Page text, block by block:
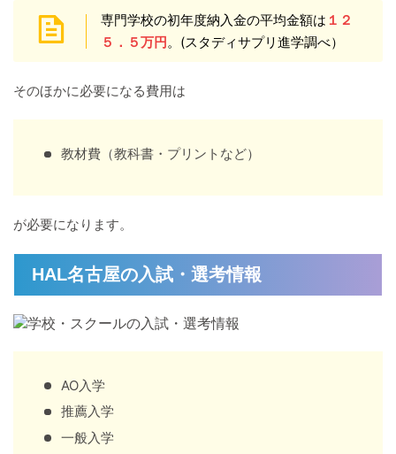
専門学校の初年度納入金の平均金額は １２
５．５万円。(スタディサプリ進学調べ）
そのほかに必要になる費用は
教材費（教科書・プリントなど）
が必要になります。
HAL名古屋の入試・選考情報
AO入学
推薦入学
一般入学